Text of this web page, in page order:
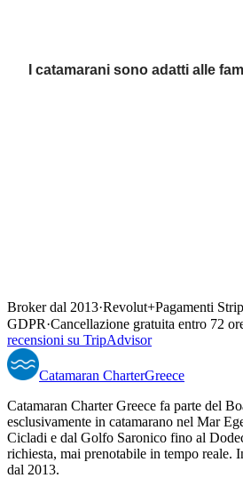
I catamarani sono adatti alle
Broker dal 2013·Revolut+Pagamenti
GDPR·Cancellazione gratuita entro 72
recensioni su TripAdvisor
Catamaran CharterGreece
Catamaran Charter Greece fa parte del
esclusivamente in catamarano nel Mar
Cicladi e dal Golfo Saronico fino al
richiesta, mai prenotabile in tempo reale.
dal 2013.